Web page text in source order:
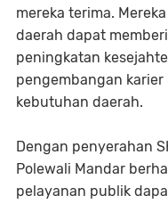
mereka terima.
daerah dapat
peningkatan
pengembangan
kebutuhan daerah.
Dengan penyerahan
Polewali Mandar
pelayanan publik